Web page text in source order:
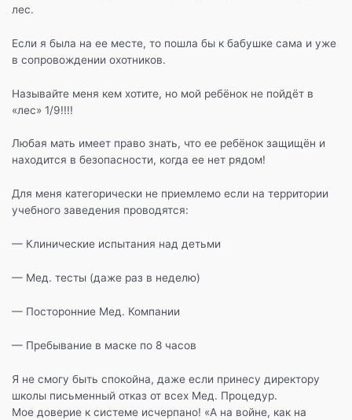
лес.
Если я была на ее месте, то пошла бы к бабушке сама и уже
в сопровождении охотников.
Называйте меня кем хотите, но мой ребёнок не пойдёт в
«лес» 1/9!!!!
Любая мать имеет право знать, что ее ребёнок защищён и
находится в безопасности, когда ее нет рядом!
Для меня категорически не приемлемо если на территории
учебного заведения проводятся:
— Клинические испытания над детьми
— Мед. тесты (даже раз в неделю)
— Посторонние Мед. Компании
— Пребывание в маске по 8 часов
Я не смогу быть спокойна, даже если принесу директору
школы письменный отказ от всех Мед. Процедур.
Мое доверие к системе исчерпано! «А на войне, как на